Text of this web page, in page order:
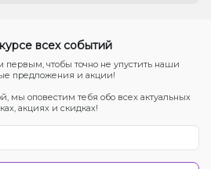
всех событий
чтобы точно не упустить наши
предложения и акции!
мы оповестим тебя обо всех актуальных
акциях и скидках!